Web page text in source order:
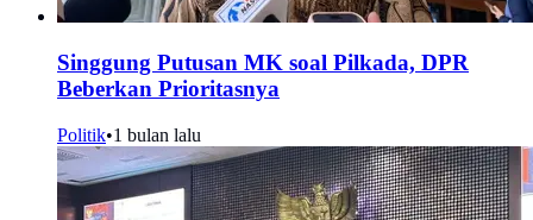
Singgung Putusan MK soal Pilkada, DPR
Beberkan Prioritasnya
Politik•1 bulan lalu